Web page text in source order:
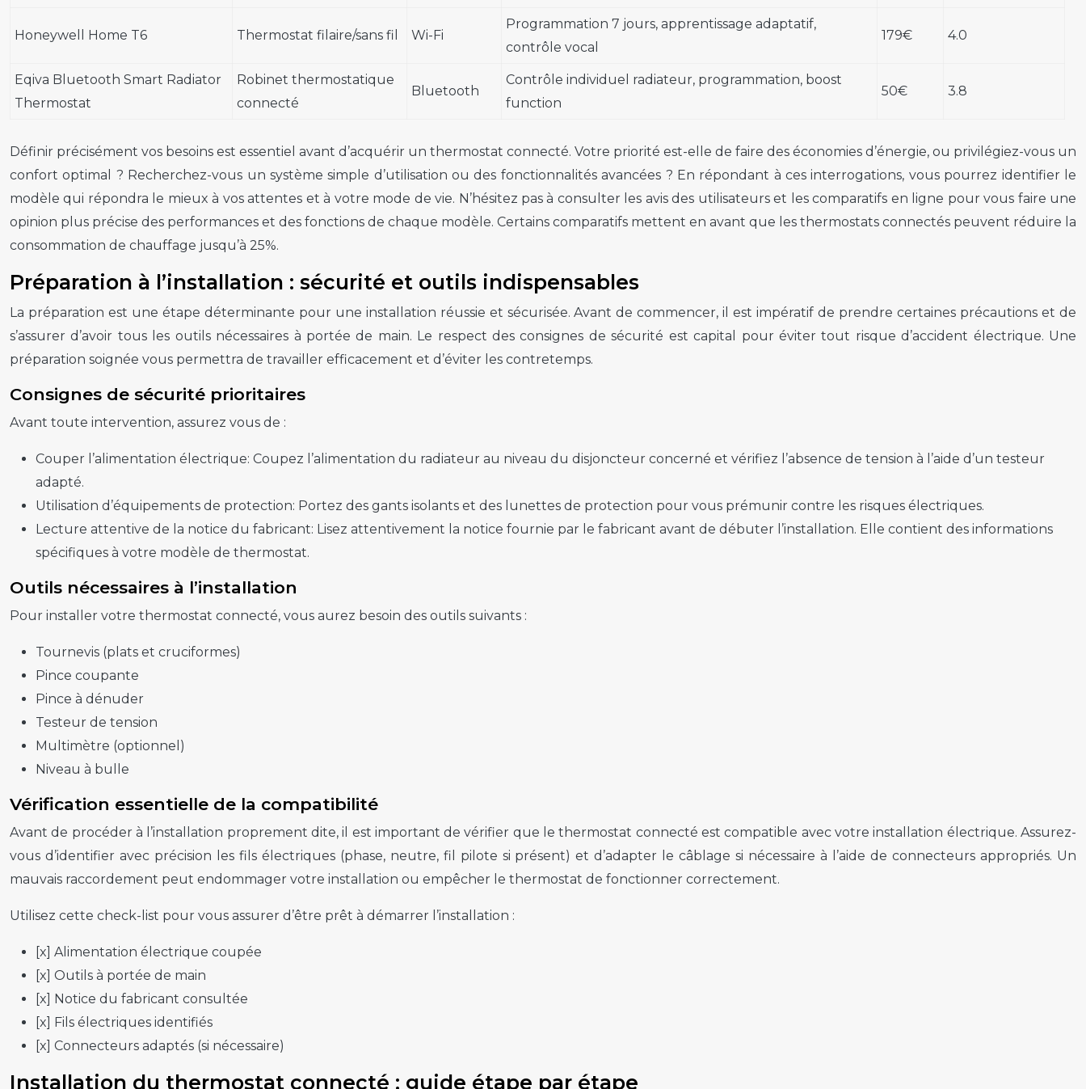
Honeywell Home T6 Thermostat filaire/sans fil Wi-Fi
Programmation 7 jours, apprentissage adaptatif,
contrôle vocal
179€ 4.0
Eqiva Bluetooth Smart Radiator
Thermostat
Robinet thermostatique
connecté
Bluetooth
Contrôle individuel radiateur, programmation, boost
function
50€ 3.8
Définir précisément vos besoins est essentiel avant d’acquérir un thermostat connecté. Votre priorité est-elle de faire des économies d’énergie, ou privilégiez-vous un
confort optimal ? Recherchez-vous un système simple d’utilisation ou des fonctionnalités avancées ? En répondant à ces interrogations, vous pourrez identifier le
modèle qui répondra le mieux à vos attentes et à votre mode de vie. N’hésitez pas à consulter les avis des utilisateurs et les comparatifs en ligne pour vous faire une
opinion plus précise des performances et des fonctions de chaque modèle. Certains comparatifs mettent en avant que les thermostats connectés peuvent réduire la
consommation de chauffage jusqu’à 25%.
Préparation à l’installation : sécurité et outils indispensables
La préparation est une étape déterminante pour une installation réussie et sécurisée. Avant de commencer, il est impératif de prendre certaines précautions et de
s’assurer d’avoir tous les outils nécessaires à portée de main. Le respect des consignes de sécurité est capital pour éviter tout risque d’accident électrique. Une
préparation soignée vous permettra de travailler efficacement et d’éviter les contretemps.
Consignes de sécurité prioritaires
Avant toute intervention, assurez vous de :
Couper l’alimentation électrique: Coupez l’alimentation du radiateur au niveau du disjoncteur concerné et vérifiez l’absence de tension à l’aide d’un testeur
adapté.
Utilisation d’équipements de protection: Portez des gants isolants et des lunettes de protection pour vous prémunir contre les risques électriques.
Lecture attentive de la notice du fabricant: Lisez attentivement la notice fournie par le fabricant avant de débuter l’installation. Elle contient des informations
spécifiques à votre modèle de thermostat.
Outils nécessaires à l’installation
Pour installer votre thermostat connecté, vous aurez besoin des outils suivants :
Tournevis (plats et cruciformes)
Pince coupante
Pince à dénuder
Testeur de tension
Multimètre (optionnel)
Niveau à bulle
Vérification essentielle de la compatibilité
Avant de procéder à l’installation proprement dite, il est important de vérifier que le thermostat connecté est compatible avec votre installation électrique. Assurez-
vous d’identifier avec précision les fils électriques (phase, neutre, fil pilote si présent) et d’adapter le câblage si nécessaire à l’aide de connecteurs appropriés. Un
mauvais raccordement peut endommager votre installation ou empêcher le thermostat de fonctionner correctement.
Utilisez cette check-list pour vous assurer d’être prêt à démarrer l’installation :
[x] Alimentation électrique coupée
[x] Outils à portée de main
[x] Notice du fabricant consultée
[x] Fils électriques identifiés
[x] Connecteurs adaptés (si nécessaire)
Installation du thermostat connecté : guide étape par étape